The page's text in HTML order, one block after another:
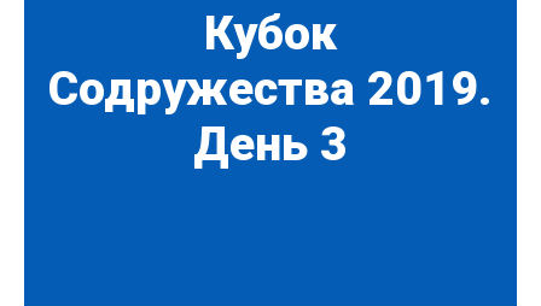
Кубок
Содружества 2019.
День 3